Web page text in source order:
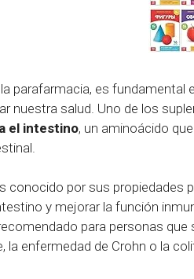
parafarmacia, es
nuestra salud. Uno de los
el intestino, un aminoácido
conocido por sus propiedades
y mejorar la función
para personas
la enfermedad de Crohn o la